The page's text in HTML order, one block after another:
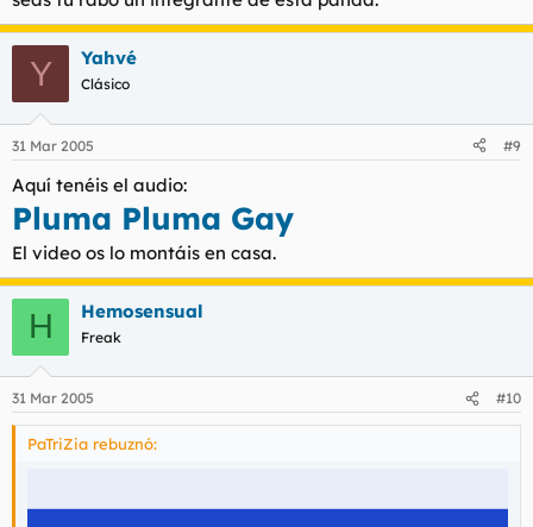
Y Yahvé
Clásico
31 Mar 2005 #9
Aquí tenéis el audio:
Pluma Pluma Gay
El video os lo montáis en casa.
H Hemosensual
Freak
31 Mar 2005 #10
PaTriZia rebuznó: